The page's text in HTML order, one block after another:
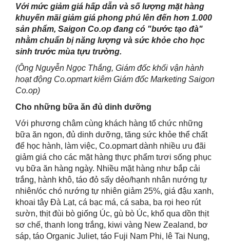
Với mức giảm giá hấp dẫn và số lượng mặt hàng
khuyến mãi giảm giá phong phú lên đến hơn 1.000
sản phẩm, Saigon Co.op đang có "bước tạo đà"
nhằm chuẩn bị năng lượng và sức khỏe cho học
sinh trước mùa tựu trường.
(Ông Nguyễn Ngọc Thắng, Giám đốc khối vận hành
hoạt động Co.opmart kiêm Giám đốc Marketing Saigon
Co.op)
Cho những bữa ăn đủ dinh dưỡng
Với phương châm cùng khách hàng tổ chức những
bữa ăn ngon, đủ dinh dưỡng, tăng sức khỏe thể chất
để học hành, làm việc, Co.opmart dành nhiều ưu đãi
giảm giá cho các mặt hàng thực phẩm tươi sống phục
vụ bữa ăn hàng ngày. Nhiều mặt hàng như bắp cải
trắng, hành khô, táo đỏ sấy dẻo/hạnh nhân nướng tự
nhiên/óc chó nướng tự nhiên giảm 25%, giá đậu xanh,
khoai tây Đà Lạt, cá bạc má, cá saba, ba rọi heo rút
sườn, thịt đùi bò giống Úc, gù bò Úc, khổ qua dồn thịt
sơ chế, thanh long trắng, kiwi vàng New Zealand, bơ
sáp, táo Organic Juliet, táo Fuji Nam Phi, lê Tai Nung,